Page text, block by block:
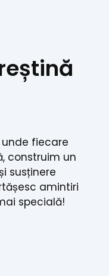
fiecare
construim un
susținere
amintiri
specială!